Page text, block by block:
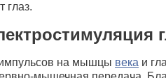
глаз.
на мышцы века и